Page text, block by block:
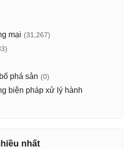
mại (31,267)
phá sản (0)
biện pháp xử lý hành
nhất